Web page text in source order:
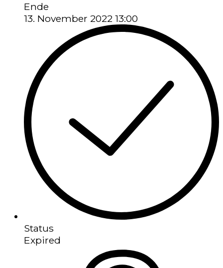
Ende
13. November 2022 13:00
Status
Expired